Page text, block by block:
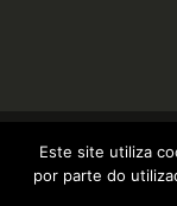
Este site utiliza
por parte do